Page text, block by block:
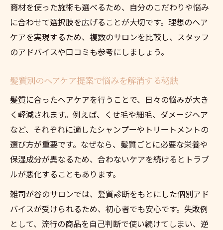
商材を使った施術も選べるため、自分のこだわりや悩み
に合わせて選択肢を広げることが大切です。理想のヘア
ケアを実現するため、複数のサロンを比較し、スタッフ
のアドバイスや口コミも参考にしましょう。
髪質別のヘアケア提案で悩みを解消する秘訣
髪質に合ったヘアケアを行うことで、日々の悩みが大き
く軽減されます。例えば、くせ毛や細毛、ダメージヘア
など、それぞれに適したシャンプーやトリートメントの
選び方が重要です。なぜなら、髪質ごとに必要な栄養や
保湿成分が異なるため、合わないケアを続けるとトラブ
ルが悪化することもあります。
雑司が谷のサロンでは、髪質診断をもとにした個別アド
バイスが受けられるため、初心者でも安心です。失敗例
として、流行の商品を自己判断で使い続けてしまい、逆